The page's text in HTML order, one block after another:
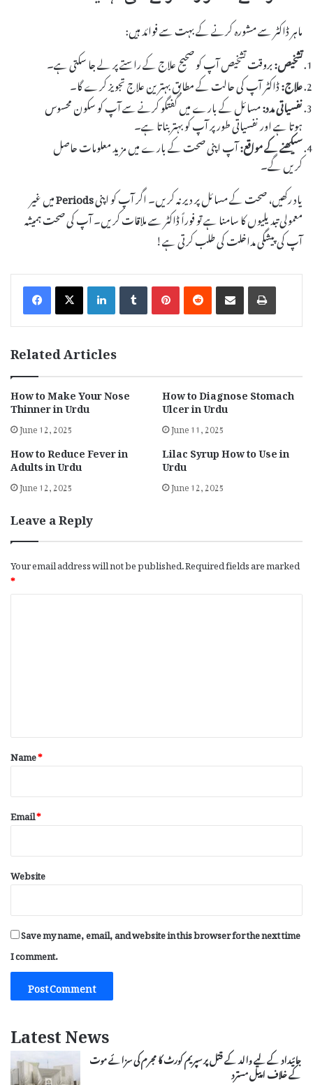
ماہر ڈاکٹر سے مشورہ کرنے کے بہت سے فوائد ہیں:
تشخیص:بروقت تشخیص آپ کو صحیح علاج کے راستے پر لے جا سکتی ہے۔
علاج:ڈاکٹر آپ کی حالت کے مطابق بہترین علاج تجویز کرے گا۔
نفسیاتی مدد:مسائل کے بارے میں گفتگو کرنے سے آپ کو سکون محسوس
ہوتا ہے اور نفسیاتی طور پر آپ کو بہتر بناتا ہے۔
سیکھنے کے مواقع:آپ اپنی صحت کے بارے میں مزید معلومات حاصل
کریں گے۔
یاد رکھیں، صحت کے مسائل پر دیر نہ کریں۔ اگر آپ کو اپنیPeriodsمیں غیر
معمولی تبدیلیوں کا سامنا ہے تو فوراً ڈاکٹر سے ملاقات کریں۔ آپ کی صحت ہمیشہ
آپ کی پیشگی مداخلت کی طلب کرتی ہے!
LinkedInTumblrPinterestReddit Share via Email Print
Related Articles
How to Make Your Nose
Thinner in Urdu
June 12, 2025
How to Diagnose Stomach
Ulcer in Urdu
June 11, 2025
How to Reduce Fever in
Adults in Urdu
June 12, 2025
Lilac Syrup How to Use in
Urdu
June 12, 2025
Leave a Reply
Your email address will not be published.Required fields are marked
*
*
Name*
Email*
Website
Save my name, email, and website in this browser for the next time
I comment.
Latest News
جائیداد کے لیے والد کے قتل پر سپریم کورٹ کا مجرم کی سزائے موت
کے خلاف اپیل مسترد